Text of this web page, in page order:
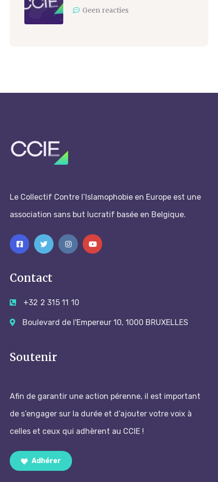
Geen reacties
Le Collectif Contre l’Islamophobie en Europe est une
association sans but lucratif basée en Belgique.
Contact
+32 2 315 11 10
Boulevard de l'Empereur 10, 1000 BRUXELLES
Soutenir
Afin de garantir une action pérenne, il est important
de s’engager sur la durée et d’ajouter votre voix à
celles et ceux qui adhèrent au CCIE !
Adhérer